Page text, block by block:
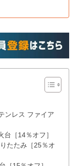
ンレス ファイア
台［14％オフ］
たたみ［25％オ